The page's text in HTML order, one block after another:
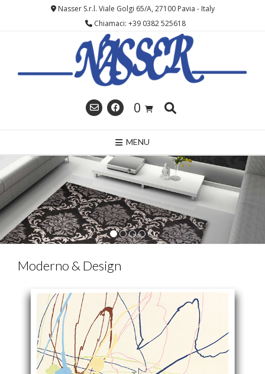
Nasser S.r.l. Viale Golgi 65/A, 27100 Pavia - Italy
Chiamaci: +39 0382 525618
0
MENU
1 2 3 4 5
Moderno & Design